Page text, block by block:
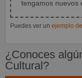
tengamos nuevos
Puedes ver un ejemplo
¿Conoces
Cultural?